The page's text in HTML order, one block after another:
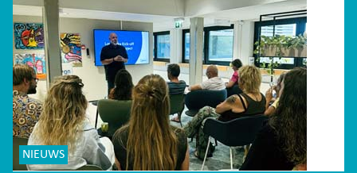
NIEUWS